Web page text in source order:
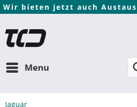
Wir bieten jetzt auch
Menu
Jaguar